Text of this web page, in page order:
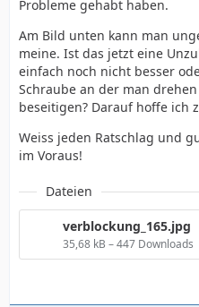
Probleme gehabt haben.
Am Bild unten kann man
meine. Ist das jetzt eine
einfach noch nicht besser
Schraube an der man
beseitigen? Darauf hoffe ich
Weiss jeden Ratschlag und
im Voraus!
Dateien
verblockung_165.jpg
35,68 kB – 447 Downloads